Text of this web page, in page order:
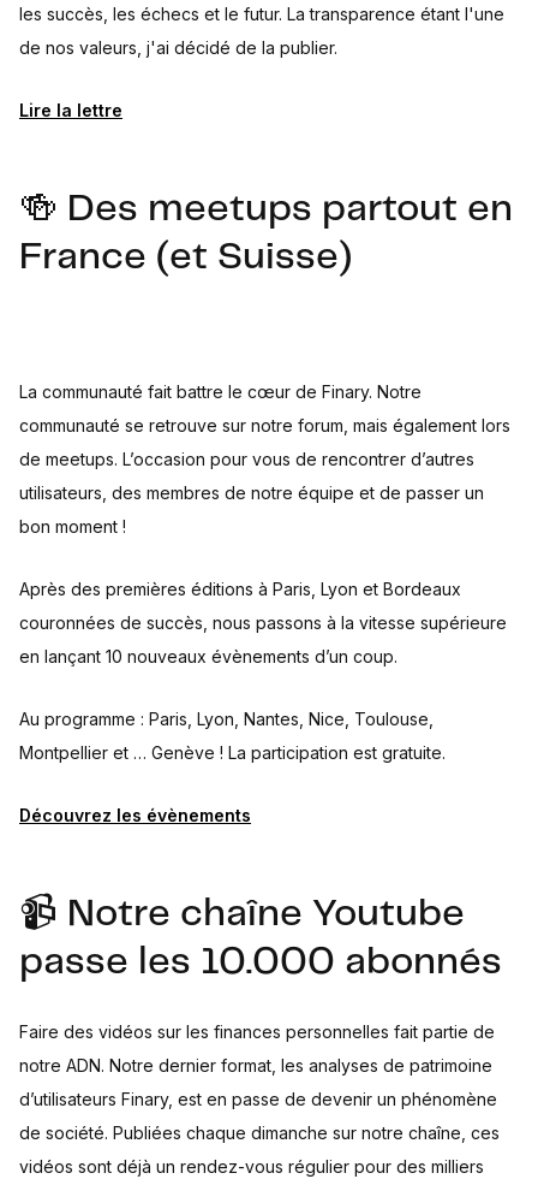
les succès, les échecs et le futur. La transparence étant l'une
de nos valeurs, j'ai décidé de la publier.
Lire la lettre
🍻 Des meetups partout en
France (et Suisse)
La communauté fait battre le cœur de Finary. Notre
communauté se retrouve sur notre forum, mais également lors
de meetups. L’occasion pour vous de rencontrer d’autres
utilisateurs, des membres de notre équipe et de passer un
bon moment !
Après des premières éditions à Paris, Lyon et Bordeaux
couronnées de succès, nous passons à la vitesse supérieure
en lançant 10 nouveaux évènements d’un coup.
Au programme : Paris, Lyon, Nantes, Nice, Toulouse,
Montpellier et … Genève ! La participation est gratuite.
Découvrez les évènements
📹 Notre chaîne Youtube
passe les 10.000 abonnés
Faire des vidéos sur les finances personnelles fait partie de
notre ADN. Notre dernier format, les analyses de patrimoine
d’utilisateurs Finary, est en passe de devenir un phénomène
de société. Publiées chaque dimanche sur notre chaîne, ces
vidéos sont déjà un rendez-vous régulier pour des milliers